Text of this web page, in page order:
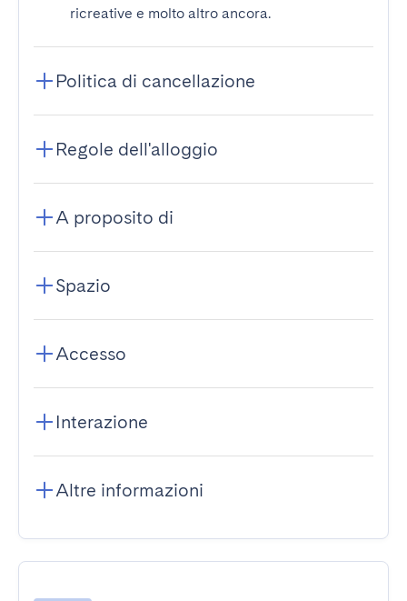
ricreative e molto altro ancora.
Politica di cancellazione
Regole dell'alloggio
A proposito di
Spazio
Accesso
Interazione
Altre informazioni